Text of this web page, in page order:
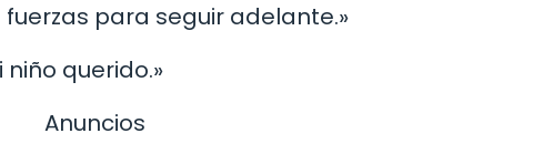
fuerzas para seguir adelante.»
querido.»
Anuncios